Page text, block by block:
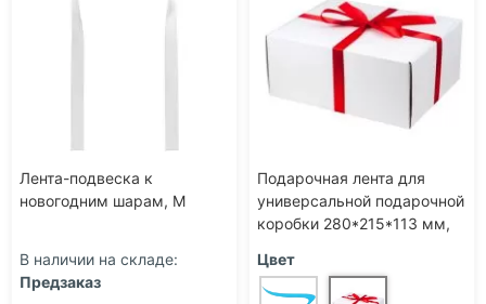
Лента-подвеска к
новогодним шарам, М
В наличии на складе:
Предзаказ
Подарочная лента для
универсальной подарочной
коробки 280*215*113 мм,
Цвет